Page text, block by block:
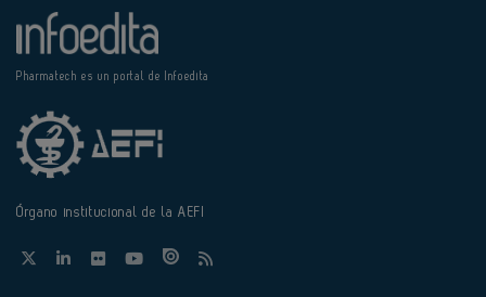
Pharmatech es un portal de Infoedita
Órgano institucional de la AEFI